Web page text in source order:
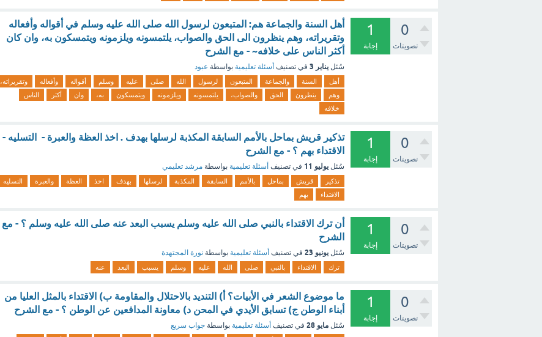
0
تصويتات
1
إجابة
أهل السنة والجماعة هم: المتبعون لرسول الله صلى الله عليه وسلم في أقواله وأفعاله
وتقريراته، وهم ينظرون الى الحق والصواب، يلتمسونه ويلزمونه ويتمسكون به، وان كان
أكثر الناس على خلافه~ - مع الشرح
سُئل يناير 3 في تصنيف أسئلة تعليمية بواسطة عبود
أهل السنة والجماعة المتبعون لرسول الله صلى عليه وسلم أقواله وأفعاله
وتقريراته،
وهم
ينظرون الحق والصواب، يلتمسونه ويلزمونه ويتمسكون به، وان أكثر
الناس
خلافه
0
تصويتات
1
إجابة
تذكير قريش بماحل بالأمم السابقة المكذبة لرسلها بهدف . اخذ العظة والعبرة - التسليه -
الاقتداء بهم ؟ - مع الشرح
سُئل يوليو 11 في تصنيف أسئلة تعليمية بواسطة مرشد تعليمي
تذكير قريش بماحل بالأمم السابقة المكذبة لرسلها بهدف اخذ العظة والعبرة
التسليه
الاقتداء
بهم
0
تصويتات
1
إجابة
أن ترك الاقتداء بالنبي صلى الله عليه وسلم يسبب البعد عنه صلى الله عليه وسلم ؟ - مع
الشرح
سُئل يونيو 23 في تصنيف أسئلة تعليمية بواسطة نورة المجتهدة
ترك الاقتداء بالنبي صلى الله عليه وسلم يسبب البعد عنه
0
تصويتات
1
إجابة
ما موضوع الشعر في الأبيات؟ أ) التنديد بالاحتلال والمقاومة ب) الاقتداء بالمثل العليا من
أبناء الوطن ج) تسابق الأيدي في المحن د) معاونة المدافعين عن الوطن ؟ - مع الشرح
سُئل مايو 28 في تصنيف أسئلة تعليمية بواسطة جواب سريع